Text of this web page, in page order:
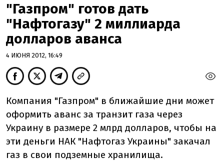
"Газпром" готов дать
"Нафтогазу" 2 миллиарда
долларов аванса
4 ИЮНЯ 2012, 16:49
Компания "Газпром" в ближайшие дни может
оформить аванс за транзит газа через
Украину в размере 2 млрд долларов, чтобы на
эти деньги НАК "Нафтогаз Украины" закачал
газ в свои подземные хранилища.